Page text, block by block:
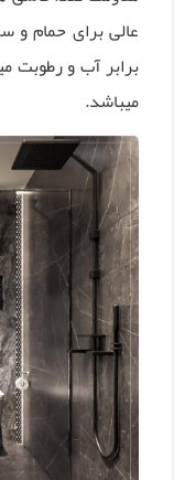
عالی برای حمام و
برابر آب و رطوبت
میباشد.